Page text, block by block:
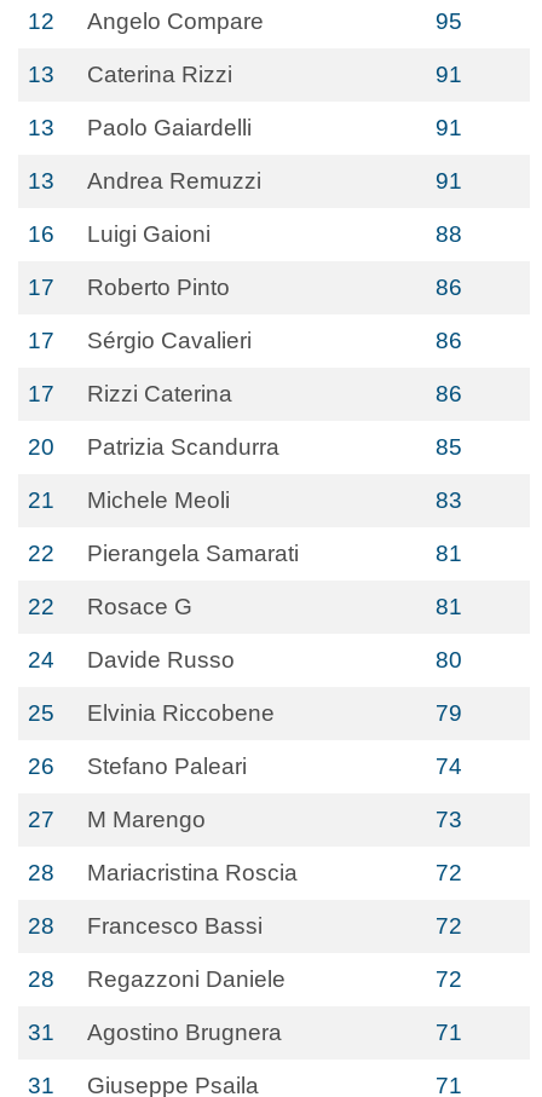
12 Angelo Compare 95
13 Caterina Rizzi 91
13 Paolo Gaiardelli 91
13 Andrea Remuzzi 91
16 Luigi Gaioni 88
17 Roberto Pinto 86
17 Sérgio Cavalieri 86
17 Rizzi Caterina 86
20 Patrizia Scandurra 85
21 Michele Meoli 83
22 Pierangela Samarati 81
22 Rosace G 81
24 Davide Russo 80
25 Elvinia Riccobene 79
26 Stefano Paleari 74
27 M Marengo 73
28 Mariacristina Roscia 72
28 Francesco Bassi 72
28 Regazzoni Daniele 72
31 Agostino Brugnera 71
31 Giuseppe Psaila 71